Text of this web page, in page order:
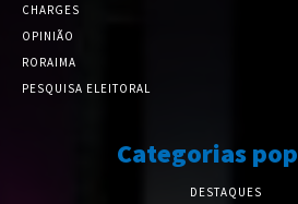
CHARGES
OPINIÃO
RORAIMA
PESQUISA ELEITORAL
Categorias
DESTAQUES